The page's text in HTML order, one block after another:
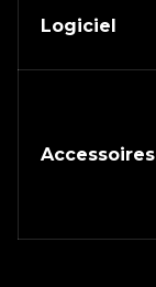
Logiciel
Accessoires